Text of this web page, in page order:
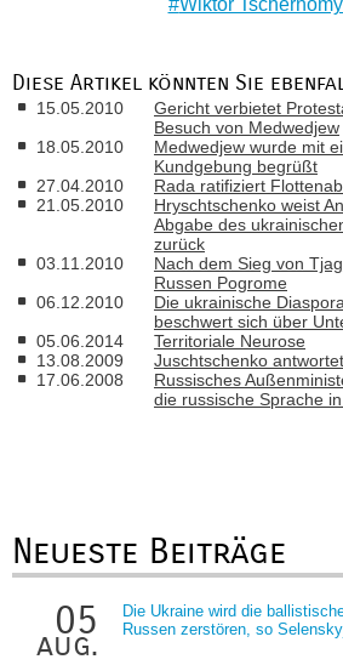
Diese Artikel könnten Sie
15.05.2010
Gericht verbietet
Besuch von Medwedjew
18.05.2010
Medwedjew wurde mit
Kundgebung begrüßt
27.04.2010
Rada ratifiziert
21.05.2010
Hryschtschenko weist
Abgabe des
zurück
03.11.2010
Nach dem Sieg von
Russen Pogrome
06.12.2010
Die ukrainische
beschwert sich über
05.06.2014
Territoriale Neurose
13.08.2009
Juschtschenko
17.06.2008
Russisches
die russische Sprache
Neueste Beiträge
05
aug.
Die Ukraine wird die
Russen zerstören, so